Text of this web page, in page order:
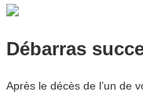
Débarras
Après le décès de l’un de